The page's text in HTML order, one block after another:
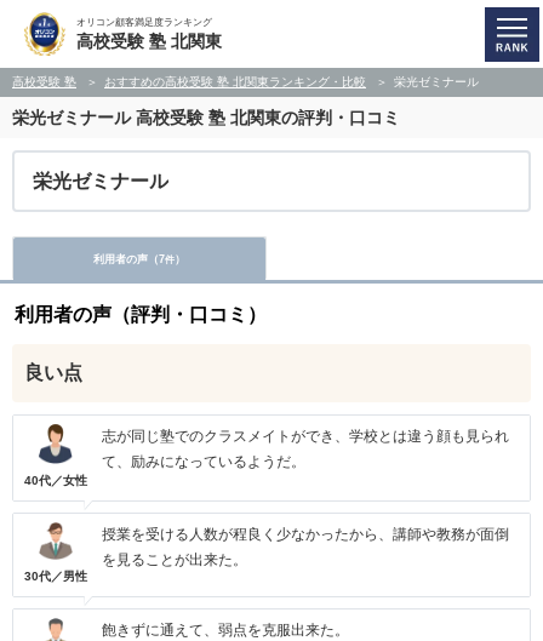
オリコン顧客満足度ランキング
高校受験 塾 北関東
高校受験 塾 おすすめの高校受験 塾 北関東ランキング・比較 栄光ゼミナール
栄光ゼミナール高校受験 塾 北関東の評判・口コミ
栄光ゼミナール
利用者の声（7件）
利用者の声（評判・口コミ）
良い点
40代／女性
志が同じ塾でのクラスメイトができ、学校とは違う顔も見られ
て、励みになっているようだ。
30代／男性
授業を受ける人数が程良く少なかったから、講師や教務が面倒
を見ることが出来た。
飽きずに通えて、弱点を克服出来た。